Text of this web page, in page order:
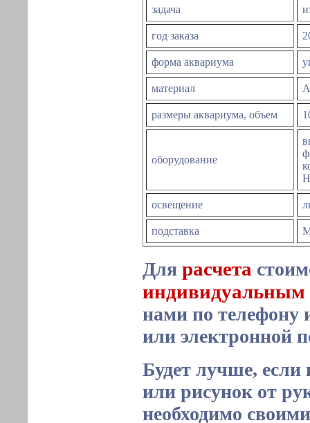
задача
год заказа
форма аквариума
материал
размеры аквариума, объем
оборудование
освещение
подставка
Для расчета
индивидуальным
нами по телефону
или электронной
Будет лучше, если
или рисунок от
необходимо